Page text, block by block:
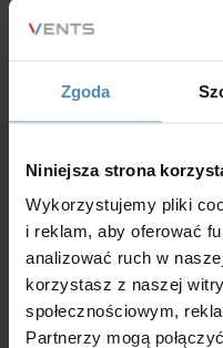
Zgoda
Niniejsza strona
Wykorzystujemy pliki
i reklam, aby oferować
analizować ruch w
korzystasz z naszej
społecznościowym,
Partnerzy mogą
wytworzonego przez
Montaż
Do zamontowania
mo-cujący
Mocowanie odbywa